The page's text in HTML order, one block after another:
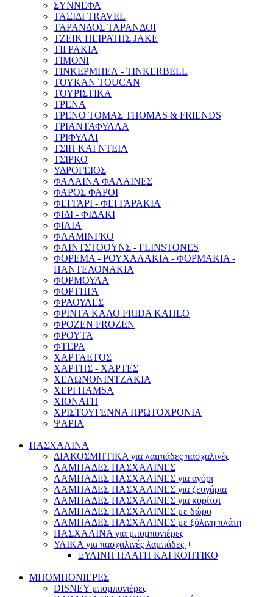
ΣΥΝΝΕΦΑ
ΤΑΞΙΔΙ TRAVEL
ΤΑΡΑΝΔΟΣ ΤΑΡΑΝΔΟΙ
ΤΖΕΙΚ ΠΕΙΡΑΤΗΣ JAKE
ΤΙΓΡΑΚΙΑ
ΤΙΜΟΝΙ
ΤΙΝΚΕΡΜΠΕΛ - ΤINKERBELL
ΤΟΥΚΑΝ TOUCAN
ΤΟΥΡΙΣΤΙΚΑ
ΤΡΕΝΑ
ΤΡΕΝΟ ΤΟΜΑΣ THOMAS & FRIENDS
ΤΡΙΑΝΤΑΦΥΛΛΑ
ΤΡΙΦΥΛΛΙ
ΤΣΙΠ ΚΑΙ ΝΤΕΙΛ
ΤΣΙΡΚΟ
ΥΔΡΟΓΕΙΟΣ
ΦΑΛΑΙΝΑ ΦΑΛΑΙΝΕΣ
ΦΑΡΟΣ ΦΑΡΟΙ
ΦΕΓΓΑΡΙ - ΦΕΓΓΑΡΑΚΙΑ
ΦΙΔΙ - ΦΙΔΑΚΙ
ΦΙΛΙΑ
ΦΛΑΜΙΝΓΚΟ
ΦΛΙΝTΣΤΟOYΝΣ - FLINSTONES
ΦΟΡΕΜΑ - ΡΟΥΧΑΛΑΚΙΑ - ΦΟΡΜΑΚΙΑ -
ΠΑΝΤΕΛΟΝΑΚΙΑ
ΦΟΡΜΟΥΛΑ
ΦΟΡΤΗΓΑ
ΦΡΑΟΥΛΕΣ
ΦΡΙΝΤΑ ΚΑΛΟ FRIDA KAHLO
ΦΡΟΖΕΝ FROZEN
ΦΡΟΥΤΑ
ΦΤΕΡΑ
ΧΑΡΤΑΕΤΟΣ
ΧΑΡΤΗΣ - ΧΑΡΤΕΣ
ΧΕΛΩΝΟΝΙΝΤΖΑΚΙΑ
ΧΕΡΙ HAMSA
ΧΙΟΝΑΤΗ
ΧΡΙΣΤΟΥΓΕΝΝΑ ΠΡΩΤΟΧΡΟΝΙΑ
ΨΑΡΙΑ
+
ΠΑΣΧΑΛΙΝΑ
ΔΙΑΚΟΣΜΗΤΙΚΑ για λαμπάδες πασχαλινές
ΛΑΜΠΑΔΕΣ ΠΑΣΧΑΛΙΝΕΣ
ΛΑΜΠΑΔΕΣ ΠΑΣΧΑΛΙΝΕΣ για αγόρι
ΛΑΜΠΑΔΕΣ ΠΑΣΧΑΛΙΝΕΣ για ζευγάρια
ΛΑΜΠΑΔΕΣ ΠΑΣΧΑΛΙΝΕΣ για κορίτσι
ΛΑΜΠΑΔΕΣ ΠΑΣΧΑΛΙΝΕΣ με δώρο
ΛΑΜΠΑΔΕΣ ΠΑΣΧΑΛΙΝΕΣ με ξύλινη πλάτη
ΠΑΣΧΑΛΙΝΑ για μπομπονιέρες
ΥΛΙΚΑ για πασχαλινές λαμπάδες +
ΞΥΛΙΝΗ ΠΛΑΤΗ ΚΑΙ ΚΟΠΤΙΚΟ
+
ΜΠΟΜΠΟΝΙΕΡΕΣ
DISNEY μπομπονιέρες